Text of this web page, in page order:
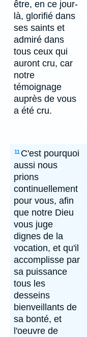
être, en ce jour-
là, glorifié dans
ses saints et
admiré dans
tous ceux qui
auront cru, car
notre
témoignage
auprès de vous
a été cru.
11 C'est pourquoi
aussi nous
prions
continuellement
pour vous, afin
que notre Dieu
vous juge
dignes de la
vocation, et qu'il
accomplisse par
sa puissance
tous les
desseins
bienveillants de
sa bonté, et
l'oeuvre de